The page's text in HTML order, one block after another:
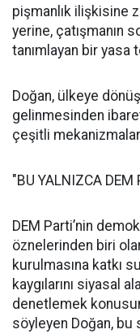
pişmanlık ilişkisine
yerine, çatışmanın
tanımlayan bir
Doğan, ülkeye
gelinmesinden
çeşitli
"BU YALNIZCA DEM
DEM Parti’nin
öznelerinden biri
kurulmasına katkı
kaygılarını siyasal
denetlemek
söyleyen Doğan, bu